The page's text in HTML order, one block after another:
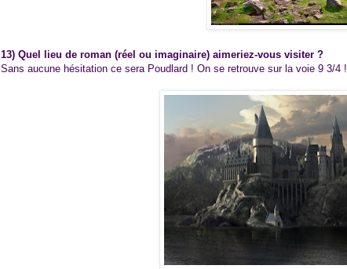
13) Quel lieu de roman (réel ou imaginaire) aimeriez-vous visiter ?
Sans aucune hésitation ce sera Poudlard ! On se retrouve sur la voie 9 3/4 !